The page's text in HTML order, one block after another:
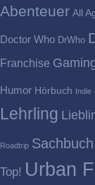
Abenteuer All
Doctor Who DrWho
Franchise
Humor Hörbuch Indie
Lehrling
Roadtrip Sachbuch
Top! Urban